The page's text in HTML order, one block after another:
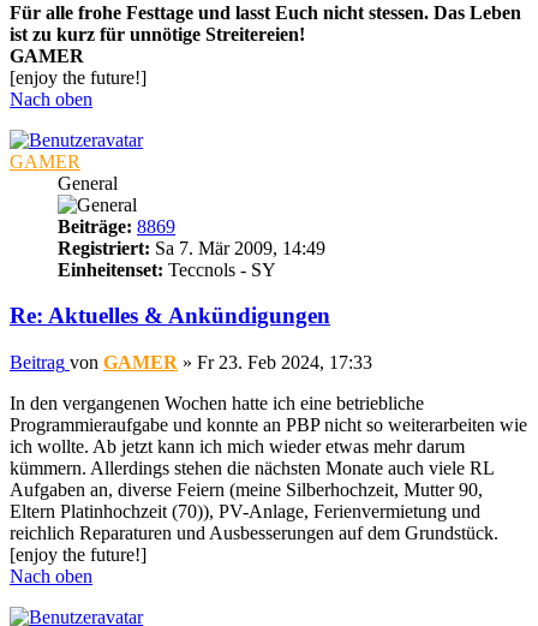
Für alle frohe Festtage und lasst Euch nicht stessen. Das Leben
ist zu kurz für unnötige Streitereien!
GAMER
[enjoy the future!]
Nach oben
GAMER
General
Beiträge: 8869
Registriert: Sa 7. Mär 2009, 14:49
Einheitenset: Teccnols - SY
Re: Aktuelles & Ankündigungen
Beitrag von GAMER » Fr 23. Feb 2024, 17:33
In den vergangenen Wochen hatte ich eine betriebliche
Programmieraufgabe und konnte an PBP nicht so weiterarbeiten wie
ich wollte. Ab jetzt kann ich mich wieder etwas mehr darum
kümmern. Allerdings stehen die nächsten Monate auch viele RL
Aufgaben an, diverse Feiern (meine Silberhochzeit, Mutter 90,
Eltern Platinhochzeit (70)), PV-Anlage, Ferienvermietung und
reichlich Reparaturen und Ausbesserungen auf dem Grundstück.
[enjoy the future!]
Nach oben